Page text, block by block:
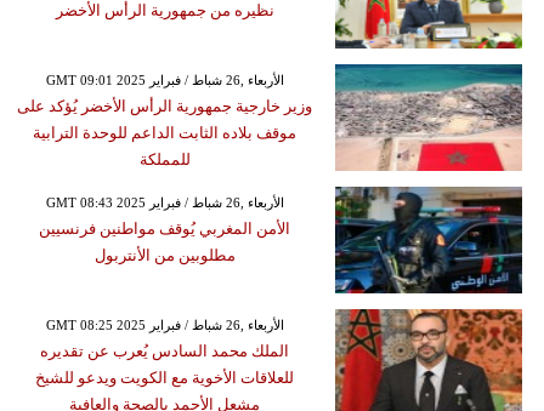
نظيره من جمهورية الرأس الأخضر
GMT 09:01 2025 الأربعاء ,26 شباط / فبراير
وزير خارجية جمهورية الرأس الأخضر يُؤكد على
موقف بلاده الثابت الداعم للوحدة الترابية
للمملكة
GMT 08:43 2025 الأربعاء ,26 شباط / فبراير
الأمن المغربي يُوقف مواطنين فرنسيين
مطلوبين من الأنتربول
GMT 08:25 2025 الأربعاء ,26 شباط / فبراير
الملك محمد السادس يُعرب عن تقديره
للعلاقات الأخوية مع الكويت ويدعو للشيخ
مشعل الأحمد بالصحة والعافية